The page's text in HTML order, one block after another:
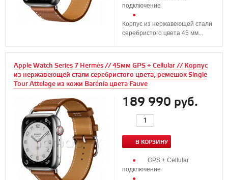
подключение
Корпус из нержавеющей стали
серебристого цвета 45 мм...
Apple Watch Series 7 Hermès // 45мм GPS + Cellular // Корпус
из нержавеющей стали серебристого цвета, ремешок Single
Tour Attelage из кожи Barénia цвета Fauve
189 990 руб.
В КОРЗИНУ
GPS + Cellular
подключение